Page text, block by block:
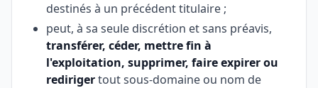
destinés à un précédent titulaire ;
peut, à sa seule discrétion et sans préavis,
transférer, céder, mettre fin à
l'exploitation, supprimer, faire expirer ou
redirigertout sous-domaine ou nom de